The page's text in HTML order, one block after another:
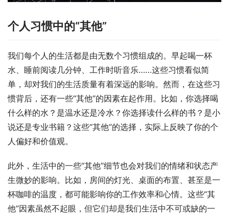
个人习惯中的“其他”
我们每个人的生活都是由无数个习惯组成的。早起喝一杯
水、睡前阅读几分钟、工作时听音乐……这些习惯看似简
单，却对我们的生活质量有着深远的影响。然而，在这些习
惯背后，还有一些“其他”的因素在起作用。比如，你选择喝
什么样的水？是温水还是冷水？你选择读什么样的书？是小
说还是专业书籍？这些“其他”的选择，实际上反映了你的个
人偏好和价值观。
此外，生活中的一些“其他”细节也会对我们的情绪和状态产
生微妙的影响。比如，房间的灯光、桌面的布置、甚至是一
杯咖啡的温度，都可能影响你的工作效率和心情。这些“其
他”因素虽然不起眼，但它们却是我们生活中不可或缺的一